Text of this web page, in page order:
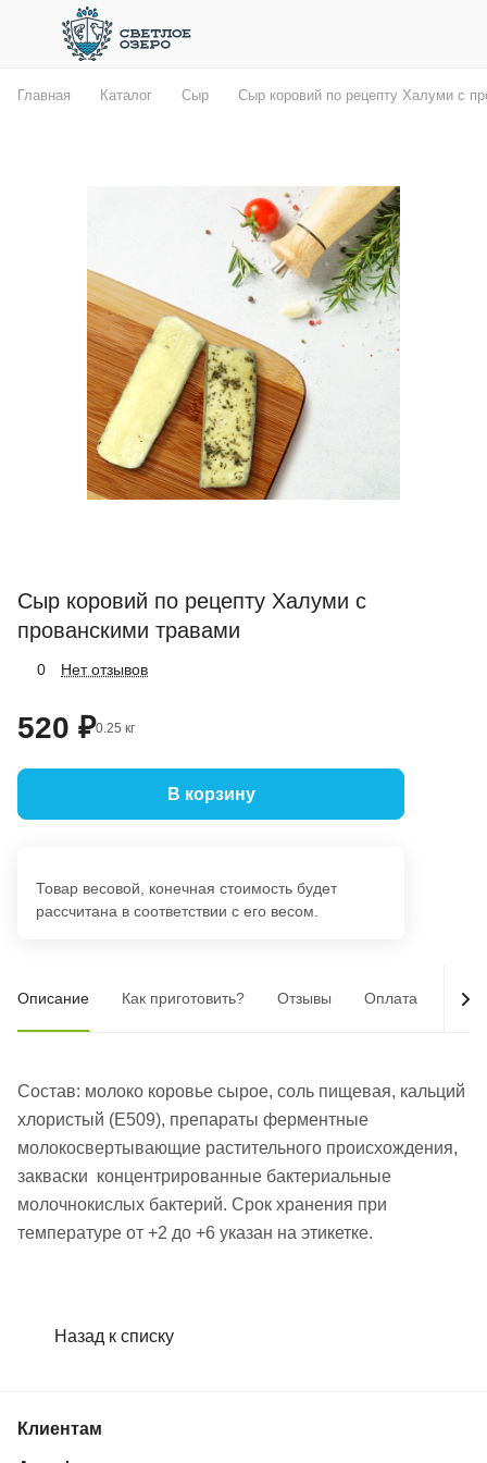
Главная Каталог Сыр Сыр коровий по рецепту Халуми с
Сыр коровий по рецепту Халуми с
прованскими травами
0 Нет отзывов
520 ₽0.25 кг
В корзину
Товар весовой, конечная стоимость будет
рассчитана в соответствии с его весом.
Описание Как приготовить? Отзывы Оплата
Состав: молоко коровье сырое, соль пищевая, кальций
хлористый (Е509), препараты ферментные
молокосвертывающие растительного происхождения,
закваски концентрированные бактериальные
молочнокислых бактерий. Срок хранения при
температуре от +2 до +6 указан на этикетке.
Назад к списку
Клиентам